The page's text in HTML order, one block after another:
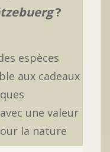
?
espèces
aux cadeaux
une valeur
la nature